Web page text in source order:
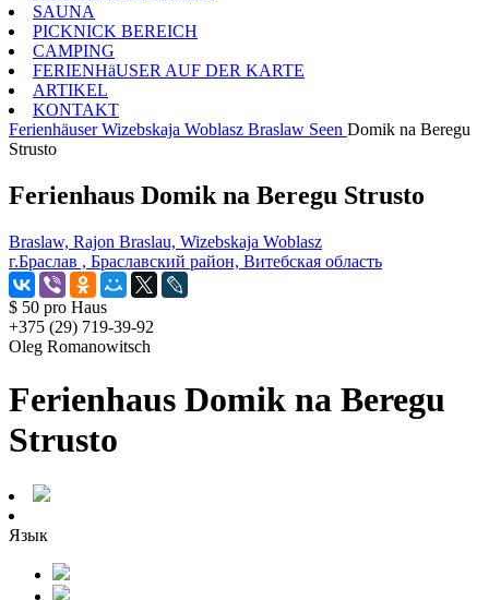
SAUNA
PICKNICK BEREICH
CAMPING
FERIENHäUSER AUF DER KARTE
ARTIKEL
KONTAKT
Ferienhäuser Wizebskaja Woblasz Braslaw Seen Domik na Beregu
Strusto
Ferienhaus Domik na Beregu Strusto
Braslaw, Rajon Braslau, Wizebskaja Woblasz
г.Браслав , Браславский район, Витебская область
$ 50 pro Haus
+375 (29) 719-39-92
Oleg Romanowitsch
Ferienhaus Domik na Beregu
Strusto
Язык